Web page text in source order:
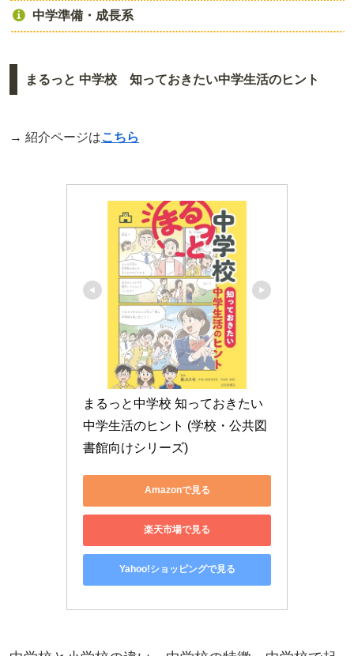
中学準備・成長系
まるっと 中学校 知っておきたい中学生活のヒント
→ 紹介ページはこちら
まるっと中学校 知っておきたい
中学生活のヒント (学校・公共図
書館向けシリーズ)
Amazonで見る
楽天市場で見る
Yahoo!ショッピングで見る